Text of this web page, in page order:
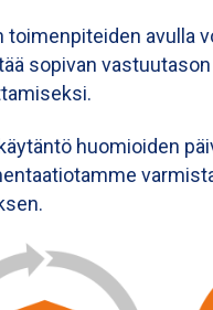
toimenpiteiden avulla
sopivan
huomioiden